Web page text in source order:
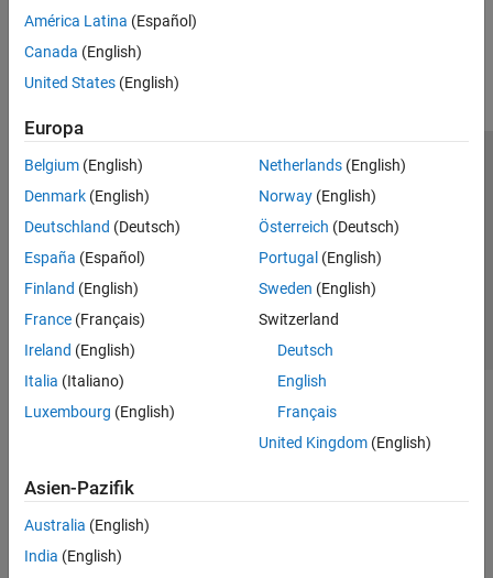
Fuzzy Logic Toolbox
HDL Coder
HDL Verifier
IEC Certification Kit
Model Predictive Control Toolbox
Reinforcement Learning Toolbox
Simulink Coder
Simulink Control Design
Simulink Design Optimization
América Latina (Español)
Canada (English)
United States (English)
Europa
Belgium (English)
Denmark (English)
Deutschland (Deutsch)
España (Español)
Finland (English)
France (Français)
Ireland (English)
Italia (Italiano)
Luxembourg (English)
Netherlands(English)
Norway(English)
Österreich (Deutsch)
Portugal (English)
Sweden (English)
Switzerland
Deutsch
English
Français
United Kingdom(English)
Asien-Pazifik
Australia (English)
India (English)
Trust Center
Datenschutz-Richtlinien
Datendiebstahl verhindern
Status von Anwendungen
© 1994-2026 The MathWorks, Inc.
Website auswählen
Deutschland